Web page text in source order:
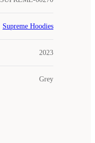
Supreme Hoodies
2023
Grey